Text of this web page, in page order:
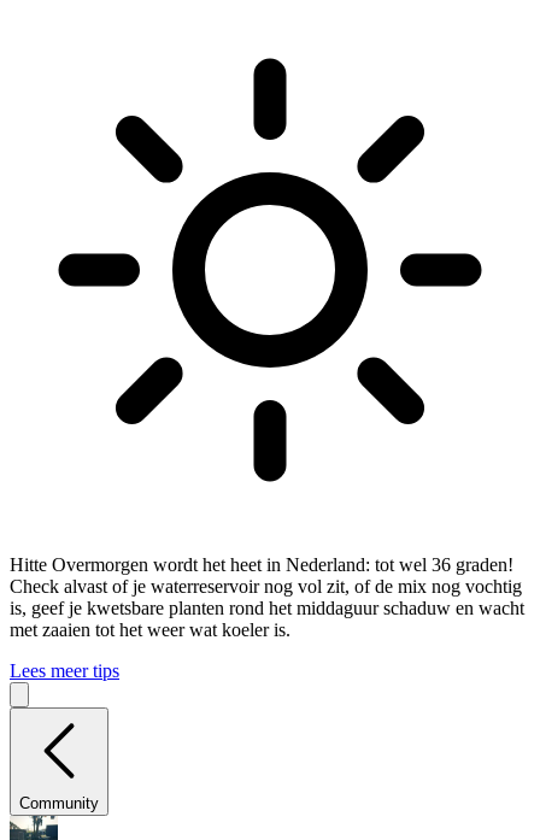
Hitte Overmorgen wordt het heet in Nederland: tot wel 36 graden!
Check alvast of je waterreservoir nog vol zit, of de mix nog vochtig
is, geef je kwetsbare planten rond het middaguur schaduw en wacht
met zaaien tot het weer wat koeler is.
Lees meer tips
Community